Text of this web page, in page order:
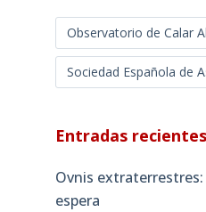
Observatorio de Calar
Sociedad Española de
Entradas recientes
Ovnis
espera